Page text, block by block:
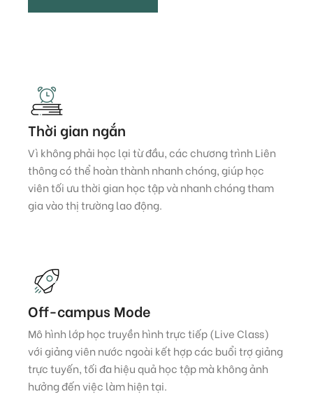
Thời gian ngắn
Vì không phải học lại từ đầu, các chương trình Liên
thông có thể hoàn thành nhanh chóng, giúp học
viên tối ưu thời gian học tập và nhanh chóng tham
gia vào thị trường lao động.
Off-campus Mode
Mô hình lớp học truyền hình trực tiếp (Live Class)
với giảng viên nước ngoài kết hợp các buổi trợ giảng
trực tuyến, tối đa hiệu quả học tập mà không ảnh
hưởng đến việc làm hiện tại.